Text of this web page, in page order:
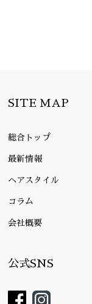
SITE MAP
総合トップ
最新情報
ヘアスタイル
コラム
会社概要
公式SNS